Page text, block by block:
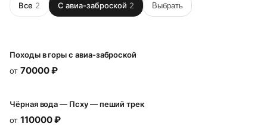
Все 2 С авиа-заброской 2 Выбрать
Походы в горы с авиа-заброской
от 70000₽
Чёрная вода — Псху — пеший трек
от 110000₽